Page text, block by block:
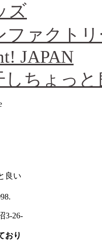
ズ
ファクト
JAPAN
しちょっ
良い
3-26-
おり